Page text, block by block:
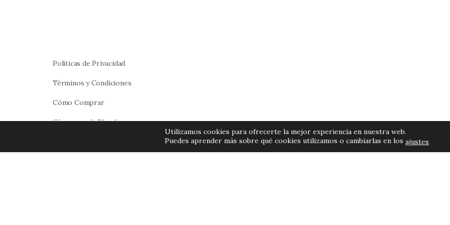
Políticas de Privacidad
Términos y Condiciones
Cómo Comprar
Cómo usar la Plataforma
Utilizamos cookies para ofrecerte la mejor experiencia en nuestra web.
Puedes aprender más sobre qué cookies utilizamos o cambiarlas en los ajustes